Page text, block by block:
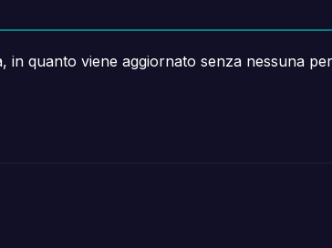
in quanto viene aggiornato senza nessuna